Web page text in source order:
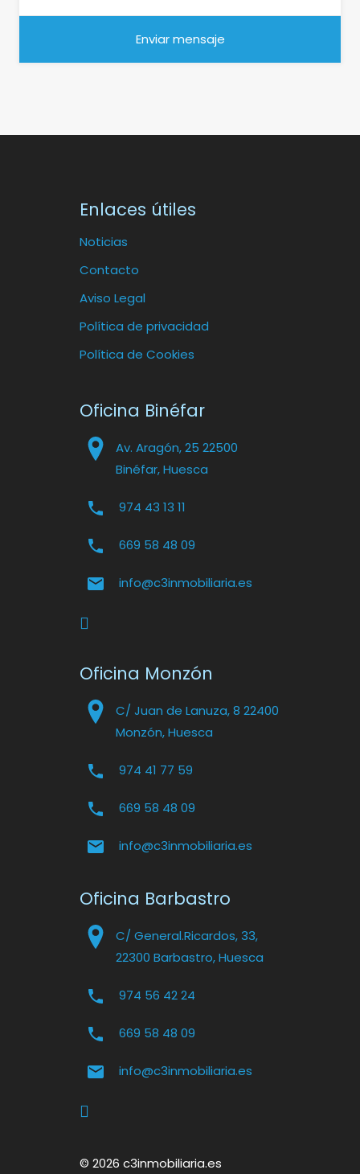
Enlaces útiles
Noticias
Contacto
Aviso Legal
Política de privacidad
Política de Cookies
Oficina Binéfar
Av. Aragón, 25 22500
Binéfar, Huesca
974 43 13 11
669 58 48 09
info@c3inmobiliaria.es
Oficina Monzón
C/ Juan de Lanuza, 8 22400
Monzón, Huesca
974 41 77 59
669 58 48 09
info@c3inmobiliaria.es
Oficina Barbastro
C/ General.Ricardos, 33,
22300 Barbastro, Huesca
974 56 42 24
669 58 48 09
info@c3inmobiliaria.es
© 2026 c3inmobiliaria.es